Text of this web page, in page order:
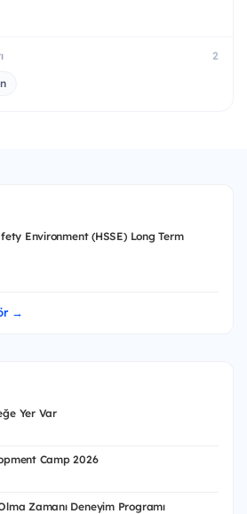
2
Environment (HSSE) Long Term
→
Yer Var
Camp 2026
Zamanı Deneyim Programı